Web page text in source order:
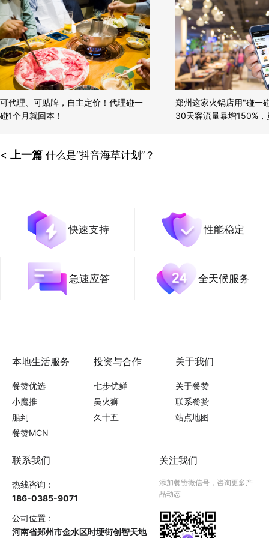
可代理、可贴牌，自主定价！代理碰一
碰1个月就回本！
郑州这家火锅店用"碰一
30天客流量暴增150%
< 上一篇 什么是“抖音海草计划”？
快速支持 性能稳定
急速应答 全天候服务
本地生活服务
餐赞优选
小魔推
船到
餐赞MCN
投资与合作
七步优鲜
吴火狮
久十五
关于我们
关于餐赞
联系餐赞
站点地图
联系我们
热线咨询：
186-0385-9071
公司位置：
河南省郑州市金水区时埂街创智天地
关注我们
添加餐赞微信号，咨询更多产
品动态